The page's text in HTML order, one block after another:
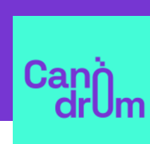
/ Canòdrom